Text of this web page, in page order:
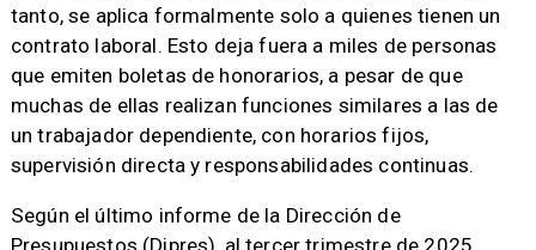
tanto, se aplica formalmente solo a quienes tienen un
contrato laboral. Esto deja fuera a miles de personas
que emiten boletas de honorarios, a pesar de que
muchas de ellas realizan funciones similares a las de
un trabajador dependiente, con horarios fijos,
supervisión directa y responsabilidades continuas.
Según el último informe de la Dirección de